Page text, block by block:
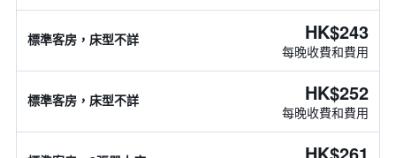
標準客房，床型不詳 HK$243
每晚收費和費用
標準客房，床型不詳 HK$252
每晚收費和費用